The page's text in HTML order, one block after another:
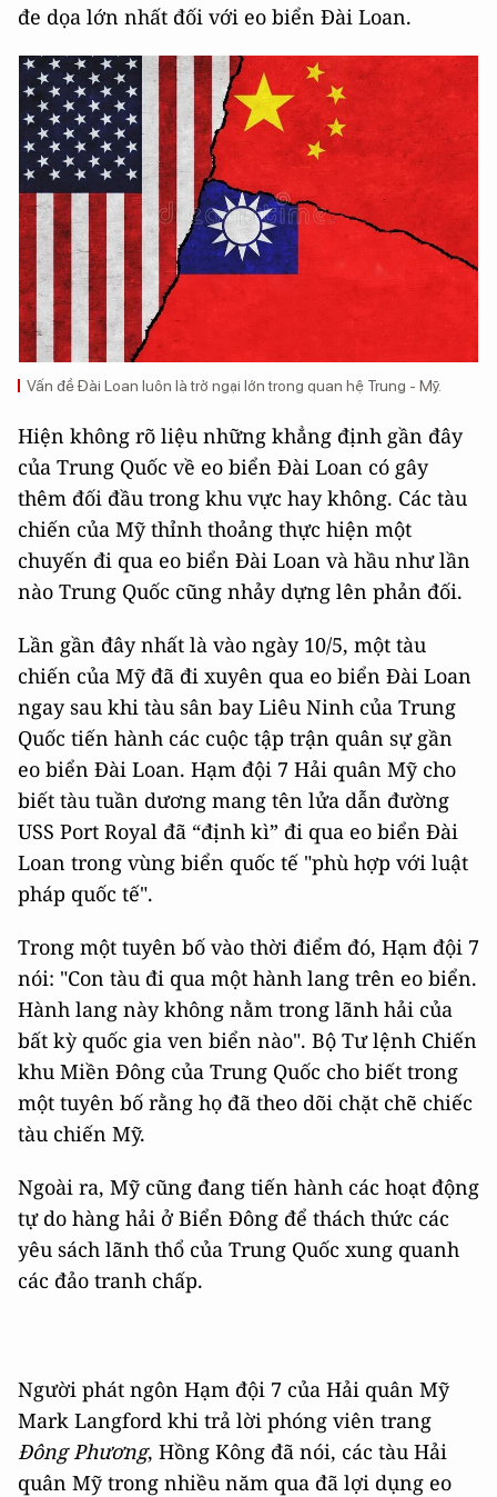
đe dọa lớn nhất đối với eo biển Đài Loan.
Vấn đề Đài Loan luôn là trở ngại lớn trong quan hệ Trung - Mỹ.
Hiện không rõ liệu những khẳng định gần đây
của Trung Quốc về eo biển Đài Loan có gây
thêm đối đầu trong khu vực hay không. Các tàu
chiến của Mỹ thỉnh thoảng thực hiện một
chuyến đi qua eo biển Đài Loan và hầu như lần
nào Trung Quốc cũng nhảy dựng lên phản đối.
Lần gần đây nhất là vào ngày 10/5, một tàu
chiến của Mỹ đã đi xuyên qua eo biển Đài Loan
ngay sau khi tàu sân bay Liêu Ninh của Trung
Quốc tiến hành các cuộc tập trận quân sự gần
eo biển Đài Loan. Hạm đội 7 Hải quân Mỹ cho
biết tàu tuần dương mang tên lửa dẫn đường
USS Port Royal đã “định kì” đi qua eo biển Đài
Loan trong vùng biển quốc tế "phù hợp với luật
pháp quốc tế".
Trong một tuyên bố vào thời điểm đó, Hạm đội 7
nói: "Con tàu đi qua một hành lang trên eo biển.
Hành lang này không nằm trong lãnh hải của
bất kỳ quốc gia ven biển nào". Bộ Tư lệnh Chiến
khu Miền Đông của Trung Quốc cho biết trong
một tuyên bố rằng họ đã theo dõi chặt chẽ chiếc
tàu chiến Mỹ.
Ngoài ra, Mỹ cũng đang tiến hành các hoạt động
tự do hàng hải ở Biển Đông để thách thức các
yêu sách lãnh thổ của Trung Quốc xung quanh
các đảo tranh chấp.
Người phát ngôn Hạm đội 7 của Hải quân Mỹ
Mark Langford khi trả lời phóng viên trang
Đông Phương, Hồng Kông đã nói, các tàu Hải
quân Mỹ trong nhiều năm qua đã lợi dụng eo